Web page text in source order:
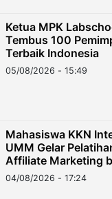
Ketua MPK
Tembus 100
Terbaik Indonesia
05/08/2026 - 15:49
Mahasiswa KKN
UMM Gelar
Affiliate Marketing
Migran Indonesia di
04/08/2026 - 17:24